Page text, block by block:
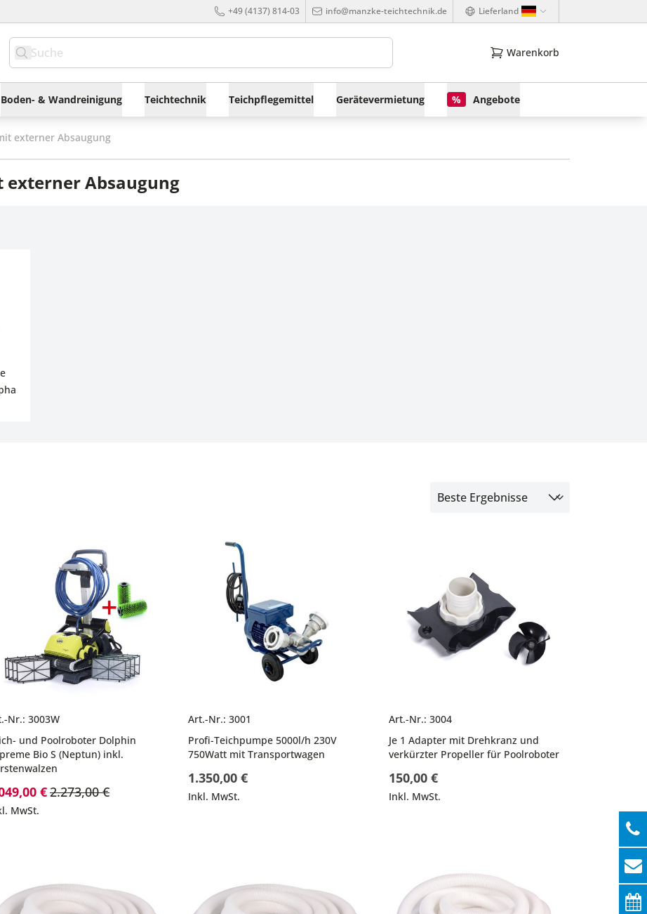
+49 (4137) 814-03 info@manzke-teichtechnik.de Lieferland
Warenkorb
Boden- & Wandreinigung Teichtechnik Teichpflegemittel Gerätevermietung % Angebote
externer Absaugung
externer Absaugung
Nr.: 3003W
und Poolroboter Dolphin
Bio S (Neptun) inkl.
€2.273,00 €
MwSt.
Art.-Nr.: 3001
Profi-Teichpumpe 5000l/h 230V
750Watt mit Transportwagen
1.350,00 €
Inkl. MwSt.
Art.-Nr.: 3004
Je 1 Adapter mit Drehkranz und
verkürzter Propeller für Poolroboter
150,00 €
Inkl. MwSt.